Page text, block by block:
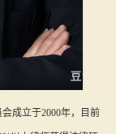
成立于2000年，目前